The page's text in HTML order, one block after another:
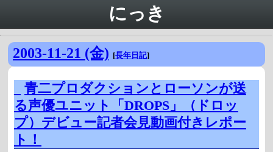
にっき
2003-11-21 (金) [長年日記]
青二プロダクションとローソンが送
る声優ユニット「DROPS」（ドロッ
プ）デビュー記者会見動画付きレポー
ト！